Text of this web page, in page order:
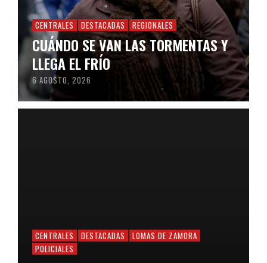
CENTRALES DESTACADAS REGIONALES
CUÁNDO SE VAN LAS TORMENTAS Y
LLEGA EL FRÍO
6 AGOSTO, 2026
CENTRALES DESTACADAS LOMAS DE ZAMORA
POLICIALES